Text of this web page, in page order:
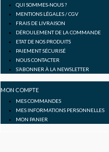
QUI SOMMES-NOUS ?
MENTIONS LÉGALES / CGV
FRAIS DE LIVRAISON
DÉROULEMENT DE LA COMMANDE
ETAT DE NOS PRODUITS
PAIEMENT SÉCURISÉ
NOUS CONTACTER
S’ABONNER À LA NEWSLETTER
MON COMPTE
MES COMMANDES
MES INFORMATIONS PERSONNELLES
MON PANIER